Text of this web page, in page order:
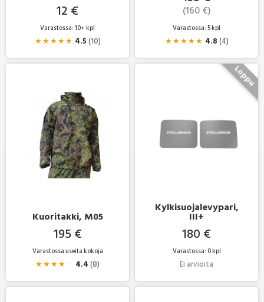
12 €
Varastossa: 10+ kpl
★★★★★ 4.5(10)
(160 €)
Varastossa: 5 kpl
★★★★★ 4.8(4)
Kuoritakki, M05
195 €
Varastossa useita kokoja
★★★★ 4.4(8)
Kylkisuojalevypari,
III+
180 €
Varastossa: 0 kpl
Ei arvioita